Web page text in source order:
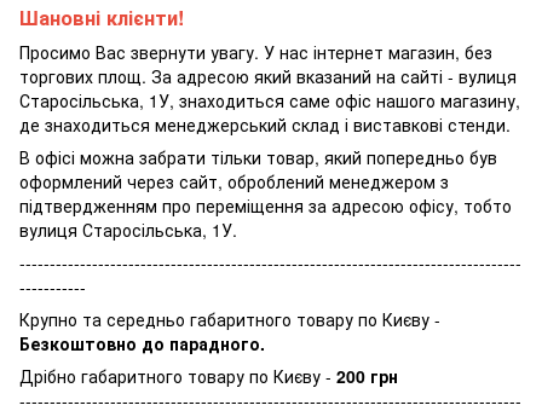
Шановні клієнти!
Просимо Вас звернути увагу. У нас інтернет магазин, без
торгових площ. За адресою який вказаний на сайті - вулиця
Старосільська, 1У, знаходиться саме офіс нашого магазину,
де знаходиться менеджерський склад і виставкові стенди.
В офісі можна забрати тільки товар, який попередньо був
оформлений через сайт, оброблений менеджером з
підтвердженням про переміщення за адресою офісу, тобто
вулиця Старосільська, 1У.
-----------------------------------------------------------------------------------
-----------
Крупно та середньо габаритного товару по Києву -
Безкоштовно до парадного.
Дрібно габаритного товару по Києву - 200 грн
-----------------------------------------------------------------------------------